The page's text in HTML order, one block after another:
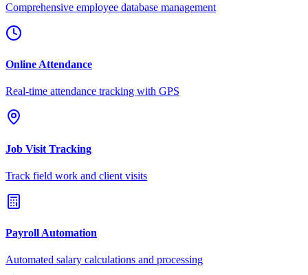
Comprehensive employee database management
Online Attendance
Real-time attendance tracking with GPS
Job Visit Tracking
Track field work and client visits
Payroll Automation
Automated salary calculations and processing